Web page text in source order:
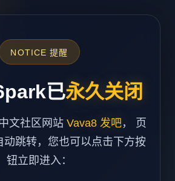
NOTICE 提醒
已永久关闭
文社区网站 Vava8 发吧， 页
动跳转，您也可以点击下方按
钮立即进入：